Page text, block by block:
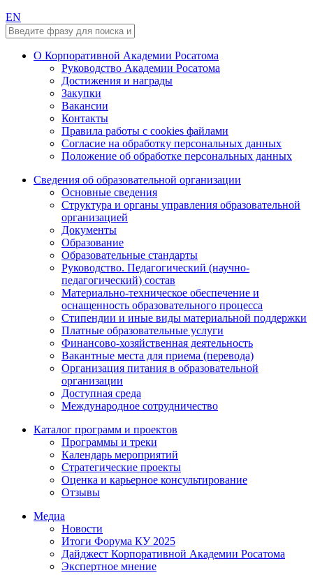
EN
О Корпоративной Академии Росатома
Руководство Академии Росатома
Достижения и награды
Закупки
Вакансии
Контакты
Правила работы с cookies файлами
Согласие на обработку персональных данных
Положение об обработке персональных данных
Сведения об образовательной организации
Основные сведения
Структура и органы управления образовательной
организацией
Документы
Образование
Образовательные стандарты
Руководство. Педагогический (научно-
педагогический) состав
Материально-техническое обеспечение и
оснащенность образовательного процесса
Стипендии и иные виды материальной поддержки
Платные образовательные услуги
Финансово-хозяйственная деятельность
Вакантные места для приема (перевода)
Организация питания в образовательной
организации
Доступная среда
Международное сотрудничество
Каталог программ и проектов
Программы и треки
Календарь мероприятий
Стратегические проекты
Оценка и карьерное консультирование
Отзывы
Медиа
Новости
Итоги Форума КУ 2025
Дайджест Корпоративной Академии Росатома
Экспертное мнение